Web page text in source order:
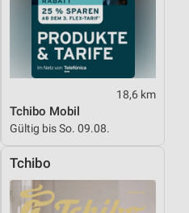
18,6 km
Tchibo Mobil
Gültig bis So. 09.08.
Tchibo